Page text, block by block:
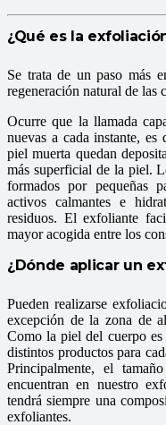
¿Qué es la
Se trata de un paso más
regeneración natural de las
Ocurre que la llamada
nuevas a cada instante,
piel muerta quedan
más superficial de la piel.
formados por pequeñas
activos calmantes e
residuos. El exfoliante
mayor acogida entre los
¿Dónde aplicar un
Pueden realizarse
excepción de la zona de
Como la piel del cuerpo es
distintos productos para
Principalmente, el
encuentran en nuestro
tendrá siempre una
exfoliantes.